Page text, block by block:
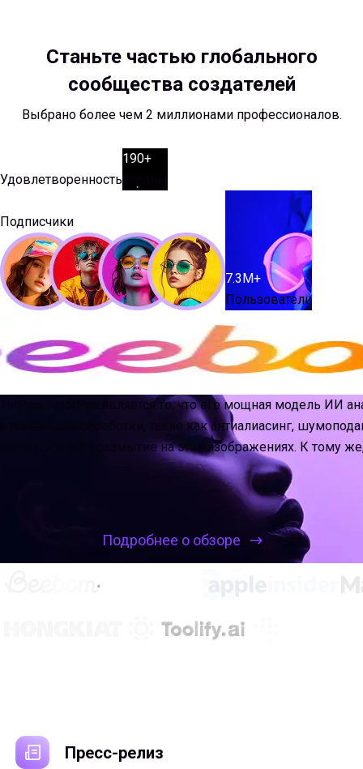
Станьте частью глобального
сообщества создателей
Выбрано более чем 2 миллионами профессионалов.
Удовлетворенность
190+
Подписчики
7.3М+
Пользователи
FotorPea является то, что его мощная модель ИИ
обработки, такие как антиалиасинг,
и устранить размытие на этих изображениях. К тому
Подробнее о обзоре
Пресс-релиз